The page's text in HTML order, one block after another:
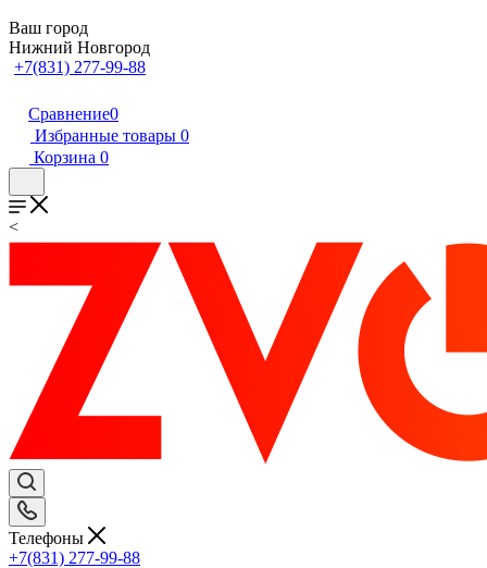
Ваш город
Нижний Новгород
+7(831) 277-99-88
Сравнение0
Избранные товары 0
Корзина 0
<
Телефоны
+7(831) 277-99-88